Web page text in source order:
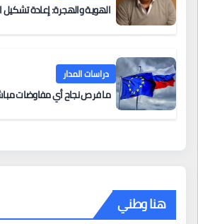
الهوية والهجرة: إعادة تشكيل
دراسات المدار
ما فرص نجاح أي مفاوضات
هنا وطني